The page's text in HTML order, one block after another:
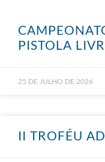
PISTOLA
25 DE JULHO DE 2026
II TROFÉU